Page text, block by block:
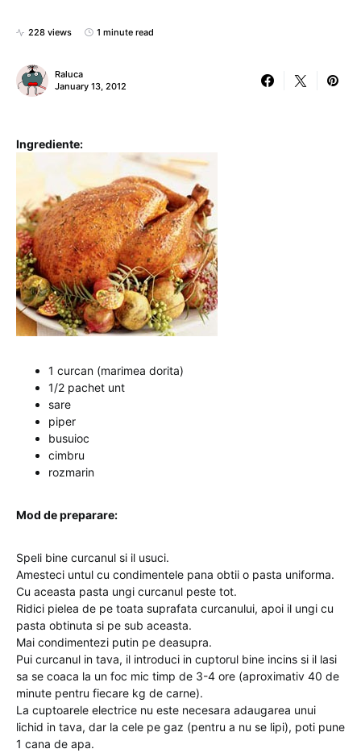
228 views 1 minute read
Raluca
January 13, 2012
Ingrediente:
1 curcan (marimea dorita)
1/2 pachet unt
sare
piper
busuioc
cimbru
rozmarin
Mod de preparare:
Speli bine curcanul si il usuci.
Amesteci untul cu condimentele pana obtii o pasta uniforma.
Cu aceasta pasta ungi curcanul peste tot.
Ridici pielea de pe toata suprafata curcanului, apoi il ungi cu
pasta obtinuta si pe sub aceasta.
Mai condimentezi putin pe deasupra.
Pui curcanul in tava, il introduci in cuptorul bine incins si il lasi
sa se coaca la un foc mic timp de 3-4 ore (aproximativ 40 de
minute pentru fiecare kg de carne).
La cuptoarele electrice nu este necesara adaugarea unui
lichid in tava, dar la cele pe gaz (pentru a nu se lipi), poti pune
1 cana de apa.